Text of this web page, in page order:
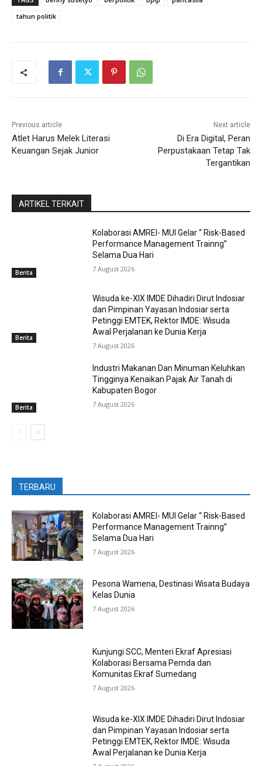
tahun politik
Previous article
Atlet Harus Melek Literasi
Keuangan Sejak Junior
Next article
Di Era Digital, Peran
Perpustakaan Tetap Tak
Tergantikan
ARTIKEL TERKAIT
Berita
Kolaborasi AMREI- MUI Gelar “ Risk-Based
Performance Management Trainng”
Selama Dua Hari
7 August 2026
Berita
Wisuda ke-XIX IMDE Dihadiri Dirut Indosiar
dan Pimpinan Yayasan Indosiar serta
Petinggi EMTEK, Rektor IMDE: Wisuda
Awal Perjalanan ke Dunia Kerja
7 August 2026
Berita
Industri Makanan Dan Minuman Keluhkan
Tingginya Kenaikan Pajak Air Tanah di
Kabupaten Bogor
7 August 2026
TERBARU
Kolaborasi AMREI- MUI Gelar “ Risk-Based
Performance Management Trainng”
Selama Dua Hari
7 August 2026
Pesona Wamena, Destinasi Wisata Budaya
Kelas Dunia
7 August 2026
Kunjungi SCC, Menteri Ekraf Apresiasi
Kolaborasi Bersama Pemda dan
Komunitas Ekraf Sumedang
7 August 2026
Wisuda ke-XIX IMDE Dihadiri Dirut Indosiar
dan Pimpinan Yayasan Indosiar serta
Petinggi EMTEK, Rektor IMDE: Wisuda
Awal Perjalanan ke Dunia Kerja